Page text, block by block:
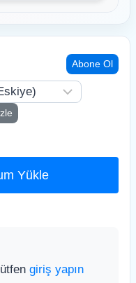
Abone Ol
Yükle
giriş yapın